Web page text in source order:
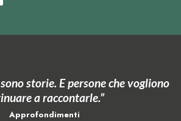
storie. E persone che vogliono
a raccontarle.”
Approfondimenti